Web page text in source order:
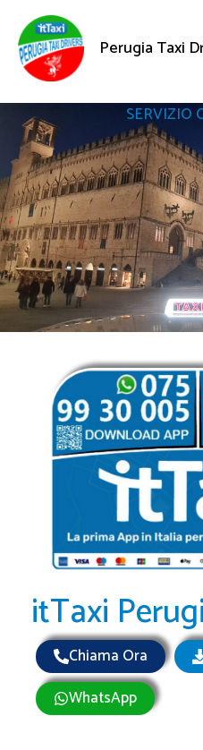
contenuto
Perugia Taxi
SERVIZIO
itTaxi
Chiama Ora
WhatsApp